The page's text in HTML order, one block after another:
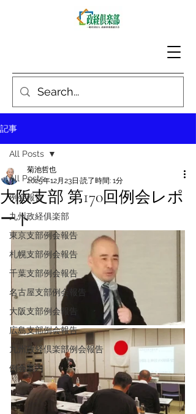
記事
All Posts
例会報告
九州政経俱楽部
東京支部例会報告
札幌支部例会報告
千葉支部例会報告
名古屋支部例会報告
大阪支部例会報告
広島支部例会報告
九州政経倶楽部例会報告
例会案内
All Posts
大阪支部 第170回例会レポ
ート
菊池哲也
2025年12月23日 読了時間: 1分